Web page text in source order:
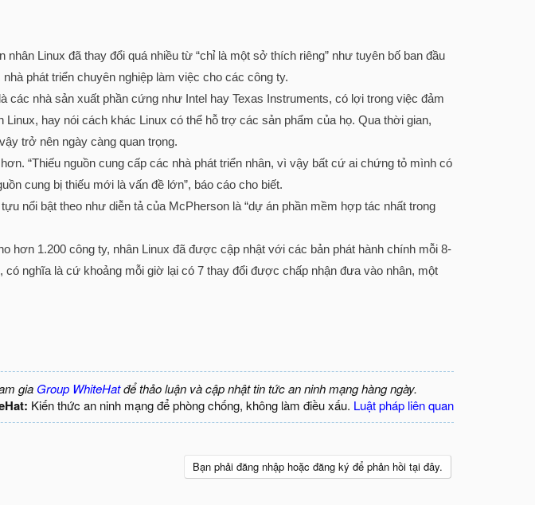
Linux đã thay đổi quá nhiều từ “chỉ là một sở thích riêng” như tuyên bố ban đầu
phát triển chuyên nghiệp làm việc cho các công ty.
các nhà sản xuất phần cứng như Intel hay Texas Instruments, có lợi trong việc đảm
hay nói cách khác Linux có thể hỗ trợ các sản phẩm của họ. Qua thời gian,
trở nên ngày càng quan trọng.
“Thiếu nguồn cung cấp các nhà phát triển nhân, vì vậy bất cứ ai chứng tỏ mình có
cung bị thiếu mới là vấn đề lớn”, báo cáo cho biết.
nổi bật theo như diễn tả của McPherson là “dự án phần mềm hợp tác nhất trong
hơn 1.200 công ty, nhân Linux đã được cập nhật với các bản phát hành chính mỗi 8-
có nghĩa là cứ khoảng mỗi giờ lại có 7 thay đổi được chấp nhận đưa vào nhân, một
gia Group WhiteHatđể thảo luận và cập nhật tin tức an ninh mạng hàng ngày.
Kiến thức an ninh mạng để phòng chống, không làm điều xấu. Luật pháp liên quan
Bạn phải đăng nhập hoặc đăng ký để phản hồi tại đây.